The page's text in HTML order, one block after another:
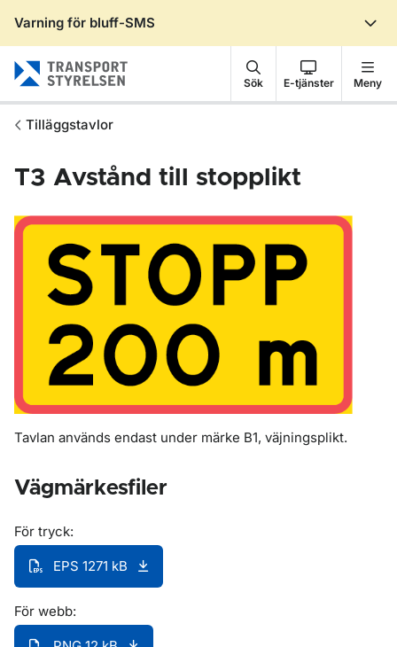
Varning för bluff-SMS
Sök E-tjänster Meny
Tilläggstavlor
T3 Avstånd till stopplikt
Tavlan används endast under märke B1, väjningsplikt.
Vägmärkesfiler
För tryck:
EPS 1271 kB
För webb: